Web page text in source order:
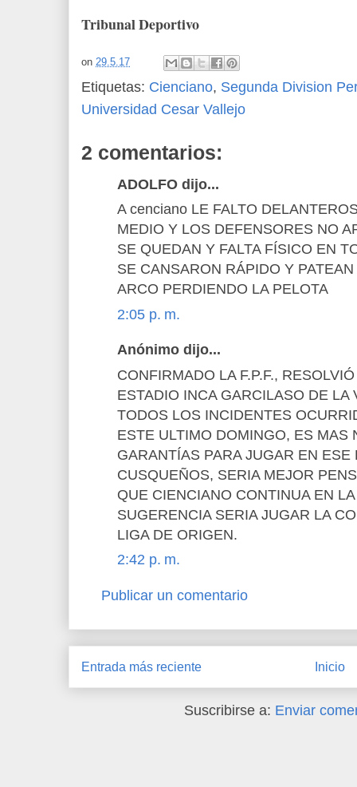
Tribunal Deportivo
on 29.5.17
Etiquetas: Cienciano, Segunda Division
Universidad Cesar Vallejo
2 comentarios:
ADOLFO dijo...
A cenciano LE FALTO
MEDIO Y LOS DEFENSORES NO
SE QUEDAN Y FALTA FÍSICO EN
SE CANSARON RÁPIDO Y
ARCO PERDIENDO LA PELOTA
2:05 p. m.
Anónimo dijo...
CONFIRMADO LA F.P.F.,
ESTADIO INCA GARCILASO DE LA
TODOS LOS INCIDENTES
ESTE ULTIMO DOMINGO, ES MAS
GARANTÍAS PARA JUGAR EN ESE
CUSQUEÑOS, SERIA MEJOR
QUE CIENCIANO CONTINUA EN
SUGERENCIA SERIA JUGAR LA
LIGA DE ORIGEN.
2:42 p. m.
Publicar un comentario
Entrada más reciente Inicio
Suscribirse a: Enviar